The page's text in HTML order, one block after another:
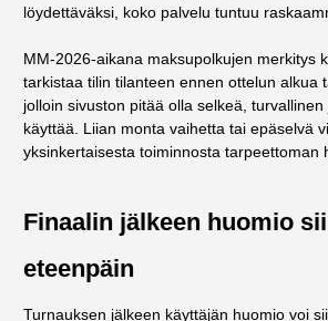
löydettäväksi, koko palvelu tuntuu
MM-2026-aikana maksupolkujen merkitys
tarkistaa tilin tilanteen ennen ottelun alkua
jolloin sivuston pitää olla selkeä,
käyttää. Liian monta vaihetta tai epäselvä
yksinkertaisesta toiminnosta tarpeettoman
Finaalin jälkeen huomio
eteenpäin
Turnauksen jälkeen käyttäjän huomio voi